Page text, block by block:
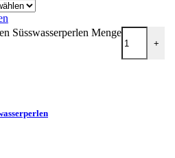
Süsswasserperlen Menge
+